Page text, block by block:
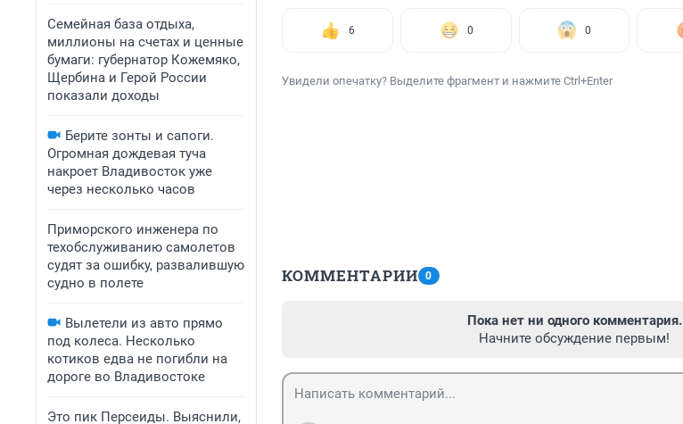
Семейная база отдыха,
миллионы на счетах и ценные
бумаги: губернатор Кожемяко,
Щербина и Герой России
показали доходы
Берите зонты и сапоги.
Огромная дождевая туча
накроет Владивосток уже
через несколько часов
Приморского инженера по
техобслуживанию самолетов
судят за ошибку, развалившую
судно в полете
Вылетели из авто прямо
под колеса. Несколько
котиков едва не погибли на
дороге во Владивостоке
Это пик Персеиды. Выяснили,
6 0 0
Увидели опечатку? Выделите фрагмент и нажмите Ctrl+Enter
КОММЕНТАРИИ 0
Пока нет ни одного комментария.
Начните обсуждение первым!